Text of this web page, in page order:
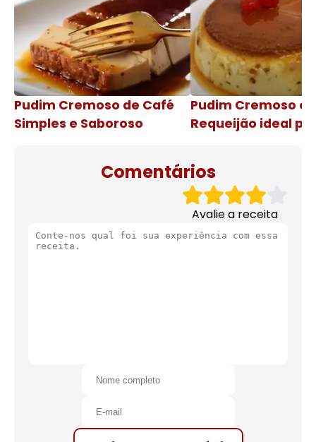
Pudim Cremoso de Café
Simples e Saboroso
Pudim Cremoso
Requeijão ideal
Comentários
Avalie a receita